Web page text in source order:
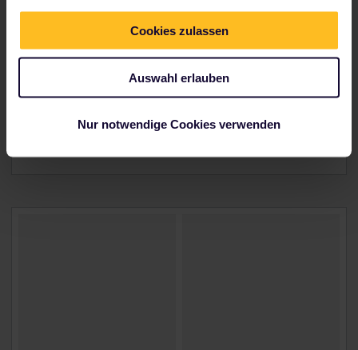
Cookies zulassen
Auswahl erlauben
Nur notwendige Cookies verwenden
Ausgestattet mit einer Karte der wichtigsten Bahn-
und Fährverbindungen Europas kannst du dich zu
weniger bekannten Orten oder beliebten Reisezielen
aufmachen, die andere Interrailer empfehlen. Auf
unserem Instagramsiehst du, wo andere Interrailer
Communityund informiere dich über weitere Tipps